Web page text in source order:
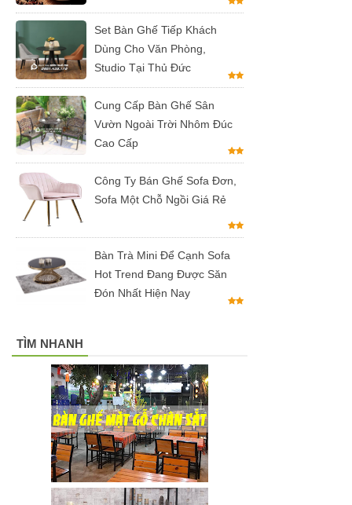
Tp.HCM
Ghế chân
xoay mặt
ngồi đệm
GLM48-ghế
văn phòng
tại Tp.HCM
cafe tiếp
đen, xám
chân trụ
thép sơn
tĩnh điện
màu đen,
Set Bàn Ghế Tiếp Khách
Dùng Cho Văn Phòng,
Studio Tại Thủ Đức
Cung Cấp Bàn Ghế Sân
Vườn Ngoài Trời Nhôm Đúc
Cao Cấp
Công Ty Bán Ghế Sofa Đơn,
Sofa Một Chỗ Ngồi Giá Rẻ
Bàn Trà Mini Để Cạnh Sofa
Hot Trend Đang Được Săn
Đón Nhất Hiện Nay
TÌM NHANH